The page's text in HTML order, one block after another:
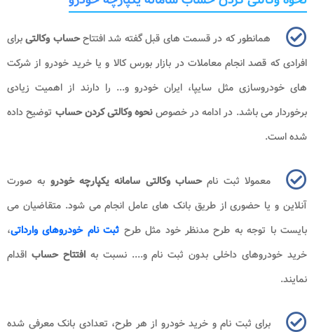
همانطور که در قسمت های قبل گفته شد افتتاححساب وکالتیبرای
افرادی که قصد انجام معاملات در بازار بورس کالا و یا خرید خودرو از شرکت
های خودروسازی مثل سایپا، ایران خودرو و... را دارند از اهمیت زیادی
برخوردار می باشد. در ادامه در خصوصنحوه وکالتی کردن حساب توضیح داده
شده است.
معمولا ثبت نامحساب وکالتی سامانه یکپارچه خودرو به صورت
آنلاین و یا حضوری از طریق بانک های عامل انجام می شود. متقاضیان می
بایست با توجه به طرح مدنظر خود مثل طرح ثبت نام خودروهای وارداتی،
خرید خودروهای داخلی بدون ثبت نام و.... نسبت بهافتتاح حساب اقدام
نمایند.
برای ثبت نام و خرید خودرو از هر طرح، تعدادی بانک معرفی شده